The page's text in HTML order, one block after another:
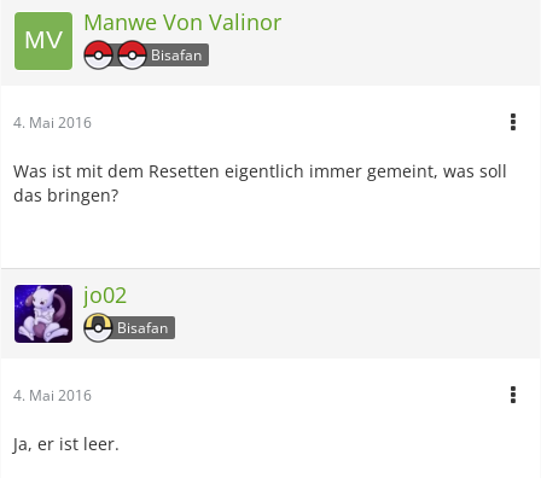
Ich wäre da für eine entsprechende Info dankbar, denn
unter diesen Umständen fällt mir das Warten schwer.
Es wäre schade, wenn ich die Vögel nicht bekomme (und
Manwe Von Valinor
Bisafan
4. Mai 2016
Was ist mit dem Resetten eigentlich immer gemeint, was soll
das bringen?
jo02
Bisafan
4. Mai 2016
Ja, er ist leer.